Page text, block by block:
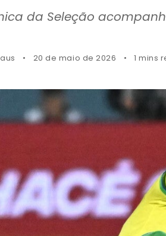
da Seleção
20 de maio de 2026 1 mins